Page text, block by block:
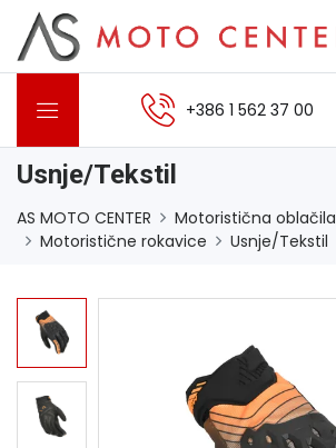
+386 1 562 37 00
Usnje/Tekstil
AS MOTO CENTER
Motoristična oblačila
Motoristične rokavice
Usnje/Tekstil